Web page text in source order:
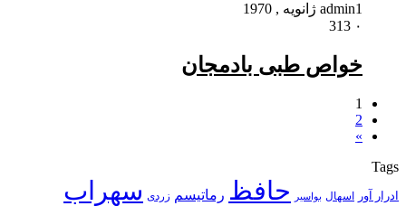
admin1 ژانویه , 1970
۰
خواص طبی بادمجان
1
2
»
Tags
ادرار آور اسهال بواسیر حافظ رماتیسم زردی سهراب